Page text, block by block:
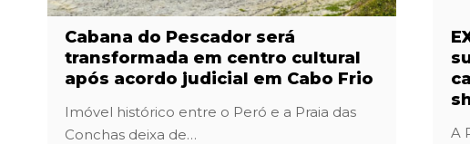
Cabana do Pescador será
transformada em centro cultural
após acordo judicial em Cabo Frio
Imóvel histórico entre o Peró e a Praia das
Conchas deixa de…
A